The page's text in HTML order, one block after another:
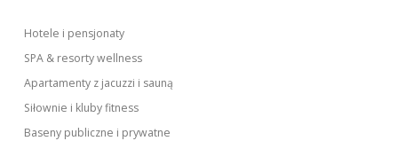
Hotele i pensjonaty
SPA & resorty wellness
Apartamenty z jacuzzi i sauną
Siłownie i kluby fitness
Baseny publiczne i prywatne